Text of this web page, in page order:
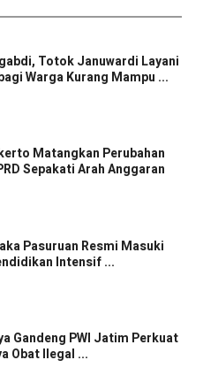
Totok Januwardi Layani
Warga Kurang Mampu ...
Matangkan Perubahan
Sepakati Arah Anggaran
Pasuruan Resmi Masuki
Intensif ...
Gandeng PWI Jatim Perkuat
Obat Ilegal ...